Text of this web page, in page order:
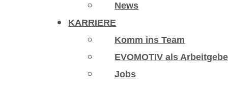
News
KARRIERE
Komm ins Team
EVOMOTIV als
Jobs